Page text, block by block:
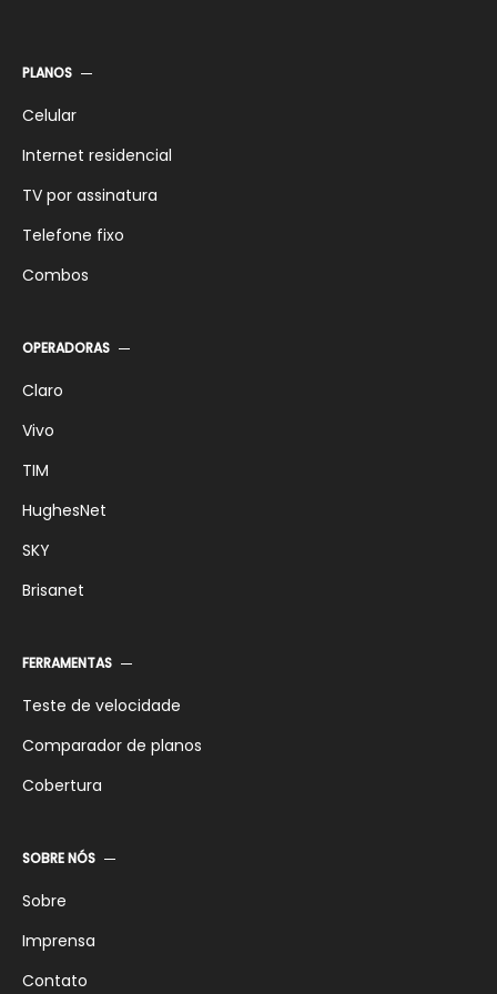
SKY Pré-pago Digital
SKY 25 Mega
PLANOS
Celular
Internet residencial
TV por assinatura
Telefone fixo
Combos
OPERADORAS
Claro
Vivo
TIM
HughesNet
SKY
Brisanet
FERRAMENTAS
Teste de velocidade
Comparador de planos
Cobertura
SOBRE NÓS
Sobre
Imprensa
Contato